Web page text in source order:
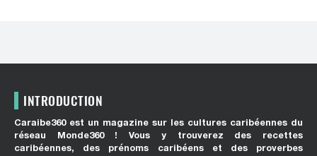
INTRODUCTION
Caraibe360 est un magazine sur les cultures caribéennes du
réseau Monde360 ! Vous y trouverez des recettes
caribéennes, des prénoms caribéens et des proverbes